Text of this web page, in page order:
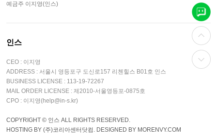
예금주 이지영(인스)
인스
CEO : 이지영
ADDRESS : 서울시 영등포구 도신로157 리첸힐스 B01호 인스
BUSINESS LICENSE : 113-19-72267
MAIL ORDER LICENSE : 제2010-서울영등포-0875호
CPO : 이지영(help@in-s.kr)
COPYRIGHT © 인스 ALL RIGHTS RESERVED.
HOSTING BY (주)코리아센터닷컴. DESIGNED BY MORENVY.COM